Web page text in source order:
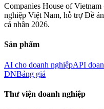
Companies House of
nghiệp Việt Nam, hỗ trợ Đề
cá nhân 2026.
Sản phẩm
AI cho doanh nghiệpAPI
DNBảng giá
Thư viện doanh nghiệp